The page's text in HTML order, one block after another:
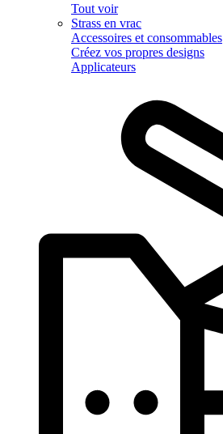
Tout voir
Strass en vrac
Accessoires et consommables
Créez vos propres designs
Applicateurs